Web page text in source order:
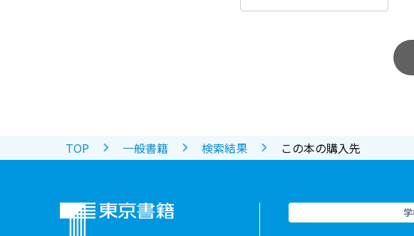
TOP 一般書籍 検索結果 この本の購入先